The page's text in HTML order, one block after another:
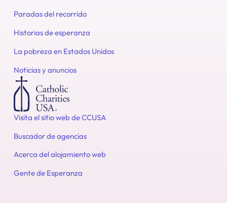
Paradas del recorrido
Historias de esperanza
La pobreza en Estados Unidos
Noticias y anuncios
Visita el sitio web de CCUSA
Buscador de agencias
Acerca del alojamiento web
Gente de Esperanza